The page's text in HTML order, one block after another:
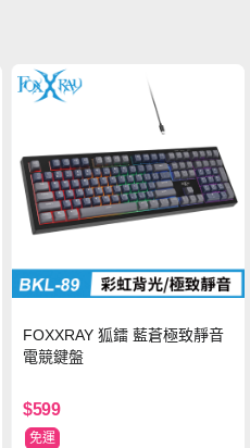
FOXXRAY 狐鐳 藍蒼極致靜音
電競鍵盤
$599
免運